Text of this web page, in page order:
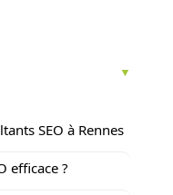
SEO à Rennes
efficace ?